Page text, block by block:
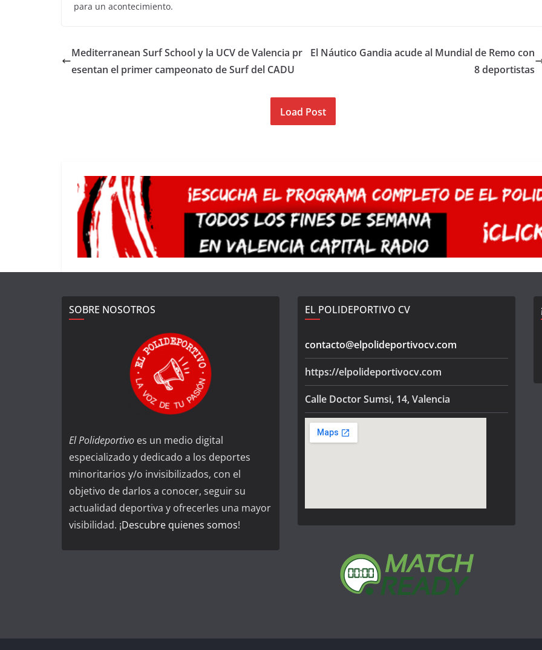
para un acontecimiento.
Mediterranean Surf School y la UCV de Valencia pr
esentan el primer campeonato de Surf del CADU
El Náutico Gandia acude al Mundial de Remo con
8 deportistas
Load Post
SOBRE NOSOTROS
El Polideportivo es un medio digital
especializado y dedicado a los deportes
minoritarios y/o invisibilizados, con el
objetivo de darlos a conocer, seguir su
actualidad deportiva y ofrecerles una mayor
visibilidad. ¡Descubre quienes somos!
EL POLIDEPORTIVO CV
contacto@elpolideportivocv.com
https://elpolideportivocv.com
Calle Doctor Sumsi, 14, Valencia